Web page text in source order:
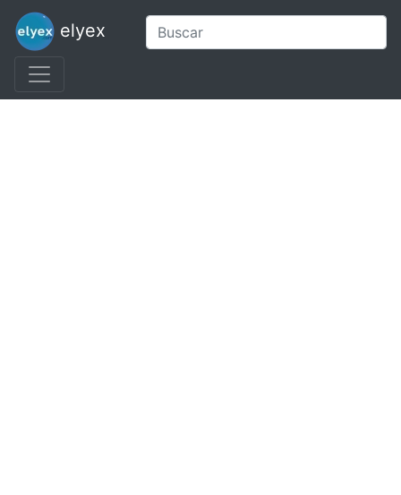
elyex